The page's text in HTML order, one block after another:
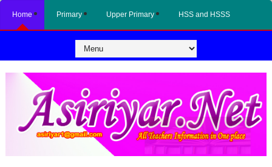
Home Primary Upper Primary HSS and HSSS